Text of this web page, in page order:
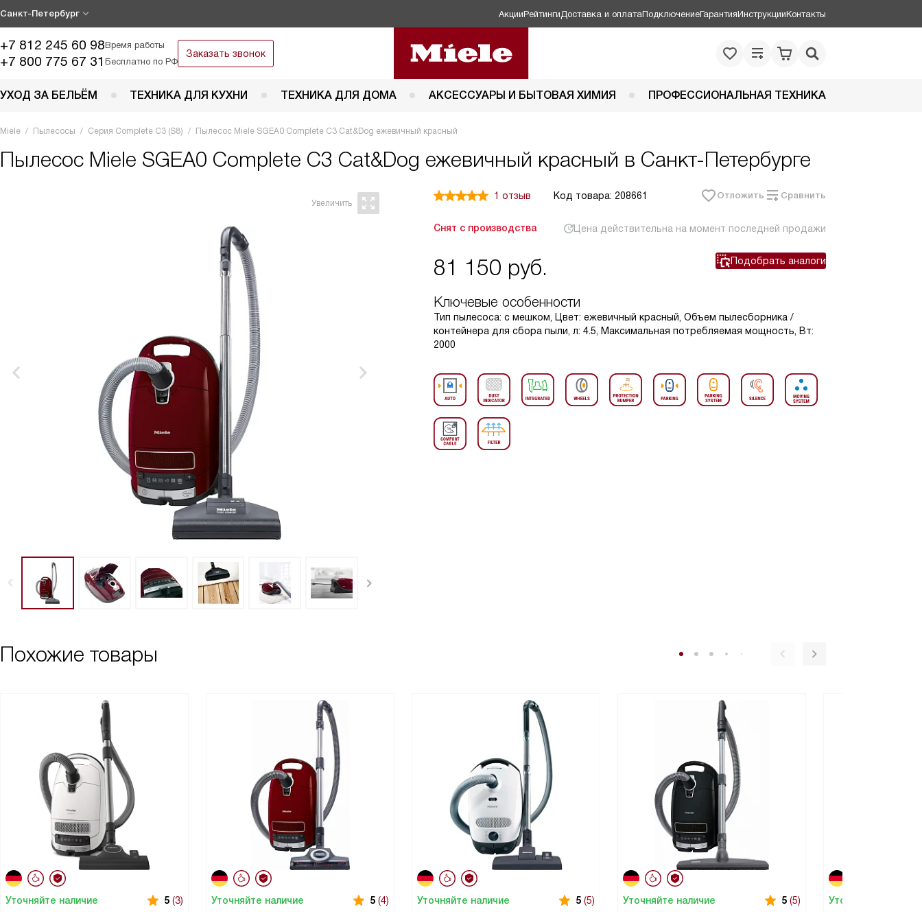
Санкт-Петербург АкцииРейтинги Доставка и оплатаПодключениеГарантияИнструкцииКонтакты
+7 812 245 60 98Время работы
+7 800 775 67 31 Бесплатно по РФ
Заказать звонок
УХОД ЗА БЕЛЬЁМ ТЕХНИКА ДЛЯ КУХНИ ТЕХНИКА ДЛЯ ДОМА АКСЕССУАРЫ И БЫТОВАЯ ХИМИЯ ПРОФЕССИОНАЛЬНАЯ ТЕХНИКА
Miele Пылесосы Серия Complete C3 (S8) Пылесос Miele SGEA0 Complete C3 Cat&Dog ежевичный красный
Пылесос Miele SGEA0 Complete C3 Cat&Dog ежевичный красный в Санкт-Петербурге
1 отзыв Код товара: 208661 Отложить Сравнить
Снят с производства Цена действительна на момент последней продажи
81 150 руб. Подобрать аналоги
Ключевые особенности
Тип пылесоса: с мешком, Цвет: ежевичный красный, Объем пылесборника /
контейнера для сбора пыли, л: 4.5, Максимальная потребляемая мощность, Вт:
2000
Похожие товары
Уточняйте наличие 5 (3) Уточняйте наличие 5 (4) Уточняйте наличие 5 (5) Уточняйте наличие 5 (5) Уточняйте наличие